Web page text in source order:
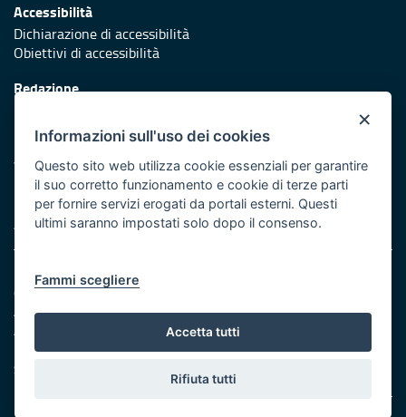
Accessibilità
Dichiarazione di accessibilità
Obiettivi di accessibilità
Redazione
Protezione civile
Vai al sito di Protezione Civile Puglia
Iniziativa finanziata con risorse del POR Puglia 2014/2020 -
Asse XI
Note legali
Cookie e privacy
Amministrazione trasparente
Atti di notifica
Feed RSS
Servizi intranet
×
Informazioni sull'uso dei cookies
Questo sito web utilizza cookie essenziali per garantire
il suo corretto funzionamento e cookie di terze parti
per fornire servizi erogati da portali esterni. Questi
ultimi saranno impostati solo dopo il consenso.
Fammi scegliere
Accetta tutti
Rifiuta tutti